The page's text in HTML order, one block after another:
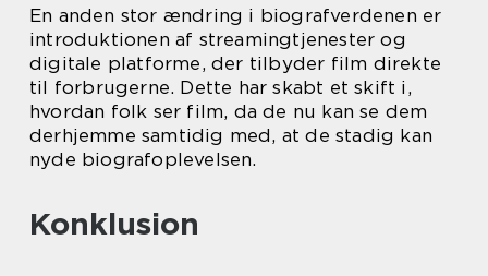
En anden stor ændring i biografverdenen er
introduktionen af streamingtjenester og
digitale platforme, der tilbyder film direkte
til forbrugerne. Dette har skabt et skift i,
hvordan folk ser film, da de nu kan se dem
derhjemme samtidig med, at de stadig kan
nyde biografoplevelsen.
Konklusion